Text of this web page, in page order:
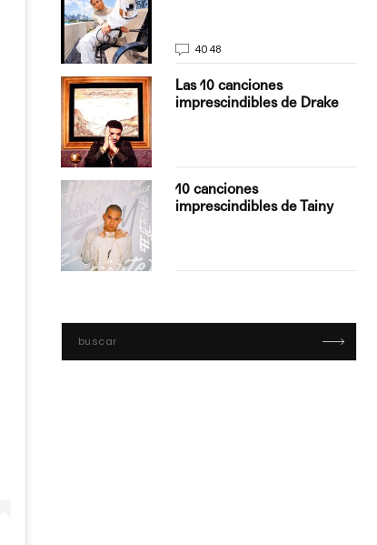
4048
Las 10 canciones
imprescindibles de Drake
10 canciones
imprescindibles de Tainy